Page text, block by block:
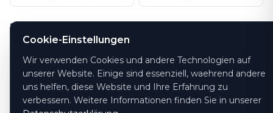
SICHERHEIT
Cookie-Einstellungen
Wir verwenden Cookies und andere Technologien auf
unserer Website. Einige sind essenziell, waehrend andere
uns helfen, diese Website und Ihre Erfahrung zu
verbessern. Weitere Informationen finden Sie in unserer